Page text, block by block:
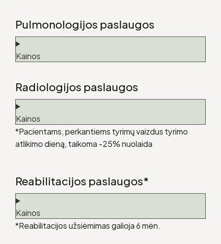
Pulmonologijos paslaugos
Kainos
Radiologijos paslaugos
Kainos
*Pacientams, perkantiems tyrimų vaizdus tyrimo
atlikimo dieną, taikoma -25% nuolaida
Reabilitacijos paslaugos*
Kainos
*Reabilitacijos užsiėmimas galioja 6 mėn.